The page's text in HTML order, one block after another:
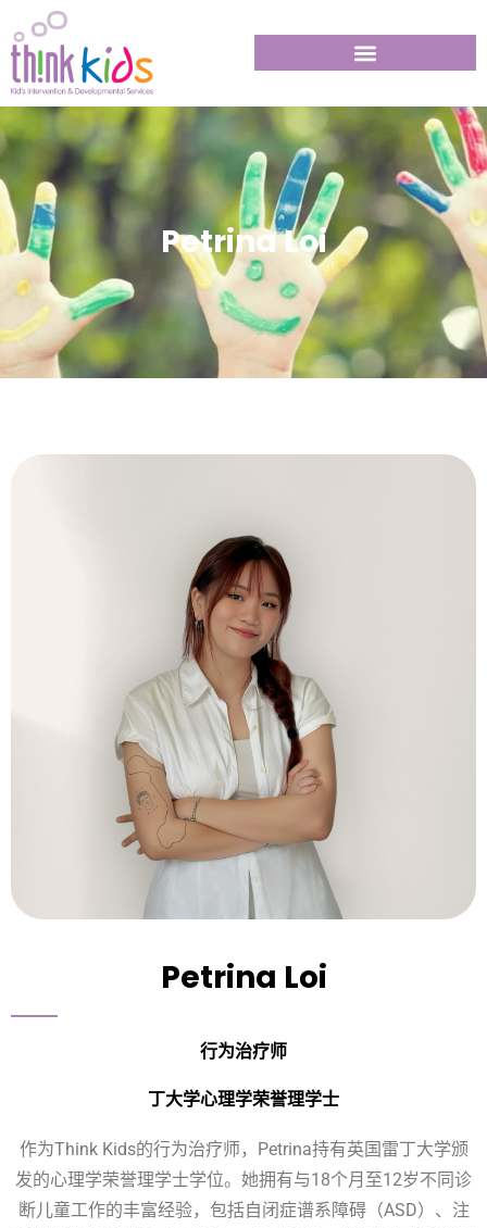
Petrina Loi
Petrina Loi
行为治疗师
丁大学心理学荣誉理学士
作为Think Kids的行为治疗师，Petrina持有英国雷丁大学颁
发的心理学荣誉理学士学位。她拥有与18个月至12岁不同诊
断儿童工作的丰富经验，包括自闭症谱系障碍（ASD）、注